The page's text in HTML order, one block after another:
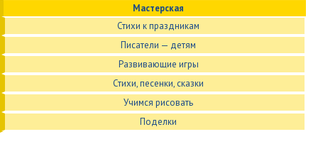
Мастерская
Стихи к праздникам
Писатели — детям
Развивающие игры
Стихи, песенки, сказки
Учимся рисовать
Поделки